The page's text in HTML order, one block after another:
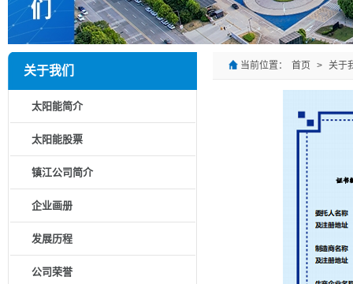
关于我们
太阳能简介
太阳能股票
镇江公司简介
企业画册
发展历程
公司荣誉
当前位置： 首页 > 关于